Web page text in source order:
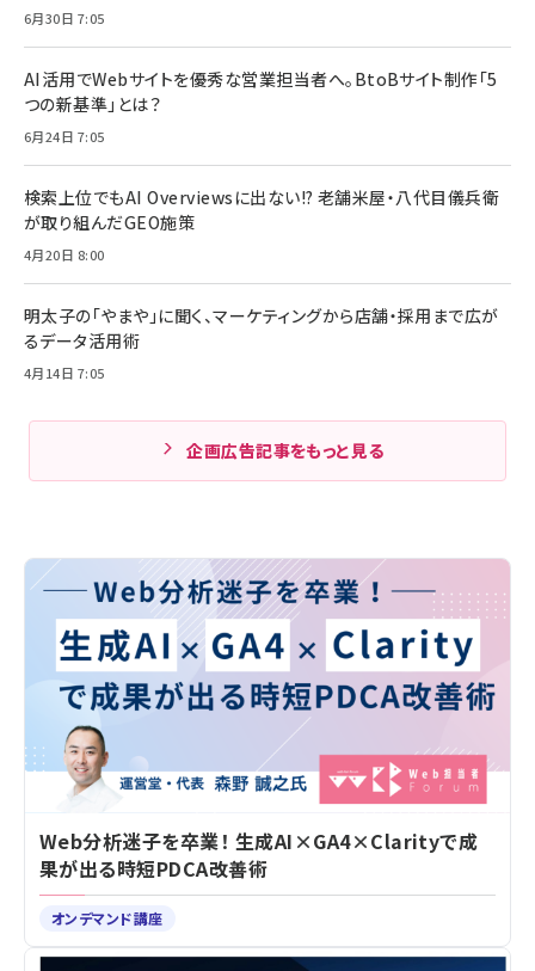
6月30日 7:05
AI活用でWebサイトを優秀な営業担当者へ。BtoBサイト制作「5
つの新基準」とは？
6月24日 7:05
検索上位でもAI Overviewsに出ない!? 老舗米屋・八代目儀兵衛
が取り組んだGEO施策
4月20日 8:00
明太子の「やまや」に聞く、マーケティングから店舗・採用まで広が
るデータ活用術
4月14日 7:05
企画広告記事をもっと見る
Web分析迷子を卒業！ 生成AI×GA4×Clarityで成
果が出る時短PDCA改善術
オンデマンド講座